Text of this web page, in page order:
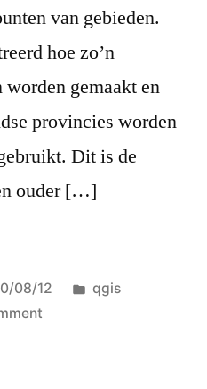
van gebieden.
hoe zo’n
gemaakt en
provincies worden
Dit is de
ouder […]
08/12
Posted
qgis
on